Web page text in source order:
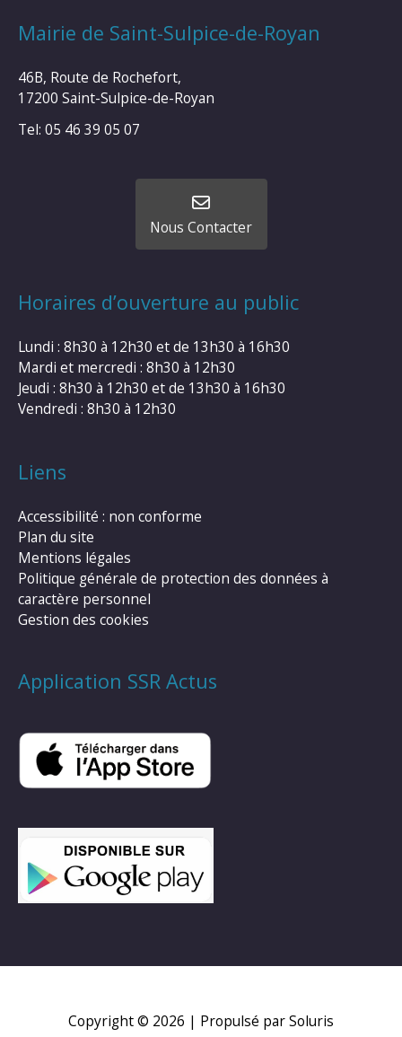
Mairie de Saint-Sulpice-de-Royan
46B, Route de Rochefort,
17200 Saint-Sulpice-de-Royan
Tel: 05 46 39 05 07
Nous Contacter
Horaires d’ouverture au public
Lundi : 8h30 à 12h30 et de 13h30 à 16h30
Mardi et mercredi : 8h30 à 12h30
Jeudi : 8h30 à 12h30 et de 13h30 à 16h30
Vendredi : 8h30 à 12h30
Liens
Accessibilité : non conforme
Plan du site
Mentions légales
Politique générale de protection des données à
caractère personnel
Gestion des cookies
Application SSR Actus
Copyright © 2026 | Propulsé par Soluris